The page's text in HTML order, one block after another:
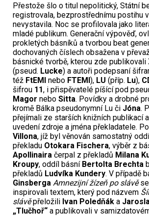
Přestože šlo o titul nepolitický, Státní
registrovala, bezprostřednímu postihu
nevystavila. Noc se profilovala jako
mladé publikum. Generační výpověď,
prokletých básníků a tvorbou beat
dochovaných číslech obsažena v
básnické tvorbě, kterou zde publikovali
(pseud. Lucke) a autoři podepsaní
též FtEMI nebo FTEMI), LU (příp. Lu),
šifrou 11, i přispěvatelé píšící pod
Magor nebo Sitta. Povídky a drobné
kromě Bálka pseudonymní Lu či Jóna.
přejímali ze starších knižních publikací
uvedení zdroje a jména překladatele.
Villona, jíž byl věnován samostatný
překladu Otokara Fischera, výběr z
Apollinaira čerpal z překladů Milana
Kroupy, oddíl básní Bertolta Brechta
překladů Ludvíka Kundery. V případě
Ginsberga Amnezijní žízeň po slávěse
inspirovali textem, který pod názvem
slávěpřeložili Ivan Poledňák a
„Tlučhoř“ a publikovali v